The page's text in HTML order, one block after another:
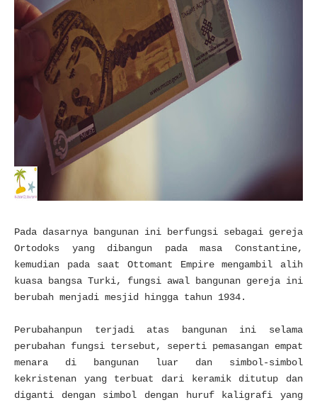
Pada dasarnya bangunan ini berfungsi sebagai gereja
Ortodoks yang dibangun pada masa Constantine,
kemudian pada saat Ottomant Empire mengambil alih
kuasa bangsa Turki, fungsi awal bangunan gereja ini
berubah menjadi mesjid hingga tahun 1934.
Perubahanpun terjadi atas bangunan ini selama
perubahan fungsi tersebut, seperti pemasangan empat
menara di bangunan luar dan simbol-simbol
kekristenan yang terbuat dari keramik ditutup dan
diganti dengan simbol dengan huruf kaligrafi yang